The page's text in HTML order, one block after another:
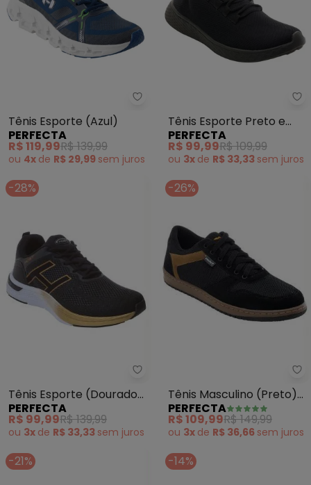
Perfecta - Tênis Esporte (Azul)
Tênis Esporte (Azul)
PERFECTA
R$ 119,99R$ 139,99
ou 4x de R$ 29,99 sem juros
Tênis Esporte Preto e
(Mostarda) em Tecido
PERFECTA
R$ 99,99R$ 109,99
ou 3x de R$ 33,33 sem juros
-28%
Perfecta - Tênis Esporte
Tênis Esporte (Dourado)
em Sintético
PERFECTA
R$ 99,99R$ 139,99
ou 3x de R$ 33,33 sem juros
-26%
Tênis Masculino (Preto)
em Camurça Sintética
PERFECTA
R$ 109,99R$ 149,99
ou 3x de R$ 36,66 sem juros
-21% -14%